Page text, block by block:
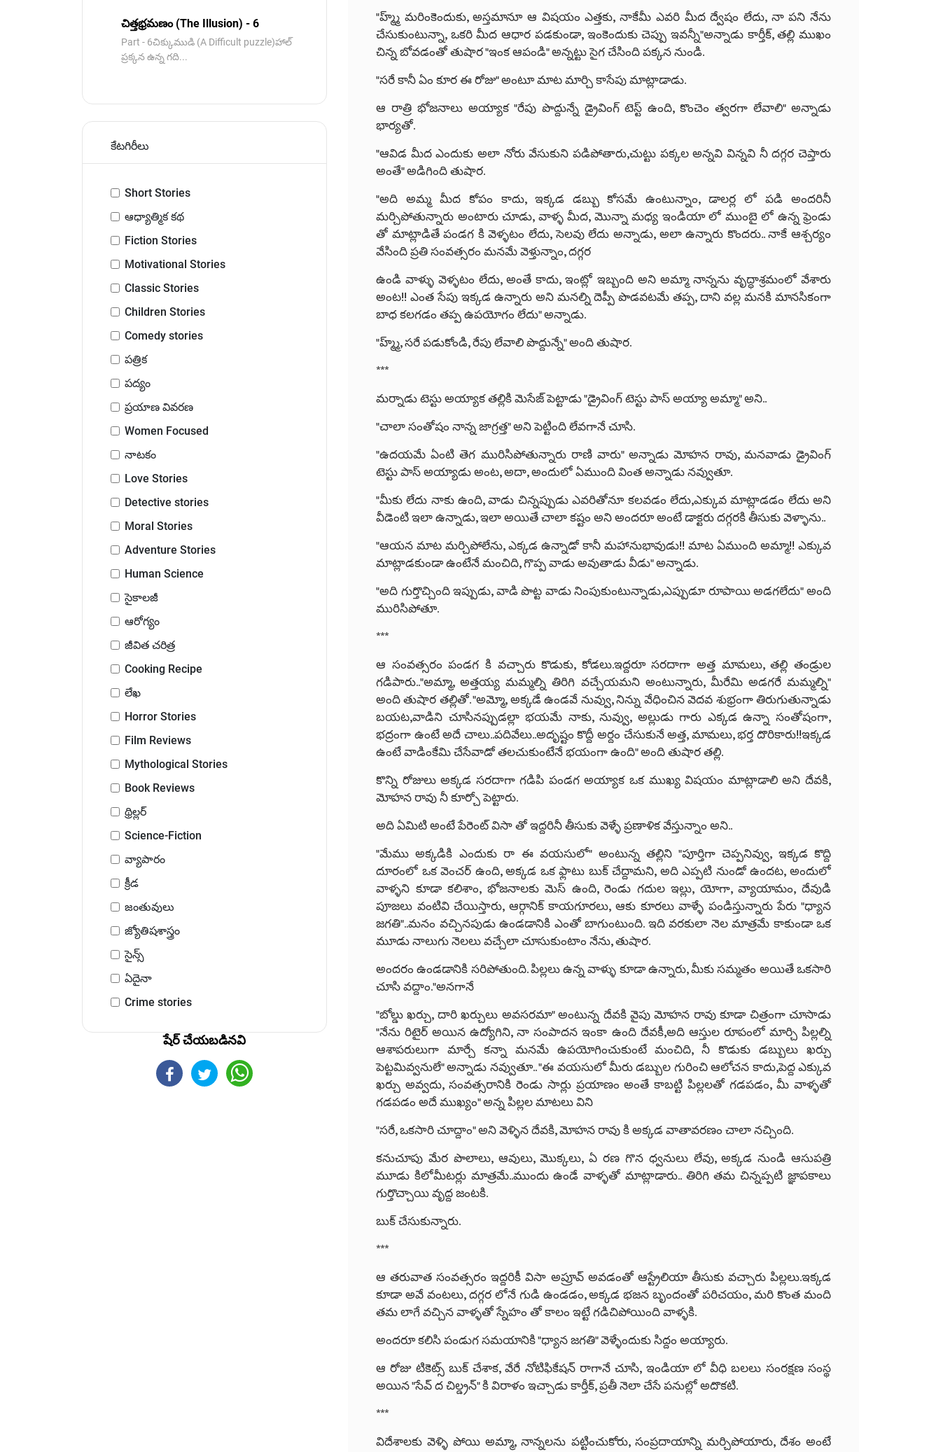
చిత్తభ్రమణం (The Illusion) - 6
Part - 6చిక్కుముడి (A Difficult puzzle)హాల్
ప్రక్కన ఉన్న గది...
కేటగిరీలు
Short Stories
ఆధ్యాత్మిక కథ
Fiction Stories
Motivational Stories
Classic Stories
Children Stories
Comedy stories
పత్రిక
పద్యం
ప్రయాణ వివరణ
Women Focused
నాటకం
Love Stories
Detective stories
Moral Stories
Adventure Stories
Human Science
సైకాలజీ
ఆరోగ్యం
జీవిత చరిత్ర
Cooking Recipe
లేఖ
Horror Stories
Film Reviews
Mythological Stories
Book Reviews
థ్రిల్లర్
Science-Fiction
వ్యాపారం
క్రీడ
జంతువులు
జ్యోతిషశాస్త్రం
సైన్స్
ఏదైనా
Crime stories
షేర్ చేయబడినవి
"హ్మ్మ్ మరింకెందుకు, అస్తమానూ ఆ విషయం ఎత్తకు, నాకేమీ ఎవరి మీద ద్వేషం లేదు, నా పని నేను
చేసుకుంటున్నా, ఒకరి మీద ఆధార పడకుండా, ఇంకెందుకు చెప్పు ఇవన్నీ"అన్నాడు కార్తీక్, తల్లి ముఖం
చిన్న బోవడంతో తుషార "ఇంక ఆపండి" అన్నట్టు సైగ చేసింది పక్కన నుండి.
"సరే కానీ ఏం కూర ఈ రోజు" అంటూ మాట మార్చి కాసేపు మాట్లాడాడు.
ఆ రాత్రి భోజనాలు అయ్యాక "రేపు పొద్దున్నే డ్రైవింగ్ టెస్ట్ ఉంది, కొంచెం త్వరగా లేవాలి" అన్నాడు
భార్యతో.
"ఆవిడ మీద ఎందుకు అలా నోరు వేసుకుని పడిపోతారు,చుట్టు పక్కల అన్నవి విన్నవి నీ దగ్గర చెప్తారు
అంతే" అడిగింది తుషార.
"అది అమ్మ మీద కోపం కాదు, ఇక్కడ డబ్బు కోసమే ఉంటున్నాం, డాలర్ల లో పడి అందరినీ
మర్చిపోతున్నారు అంటారు చూడు, వాళ్ళ మీద, మొన్నా మధ్య ఇండియా లో ముంబై లో ఉన్న ఫ్రెండు
తో మాట్లాడితే పండగ కి వెళ్ళటం లేదు, సెలవు లేదు అన్నాడు, అలా ఉన్నారు కొందరు.. నాకే ఆశ్చర్యం
వేసింది ప్రతి సంవత్సరం మనమే వెళ్తున్నాం, దగ్గర
ఉండి వాళ్ళు వెళ్ళటం లేదు, అంతే కాదు, ఇంట్లో ఇబ్బంది అని అమ్మా నాన్నను వృద్ధాశ్రమంలో వేశారు
అంట!! ఎంత సేపు ఇక్కడ ఉన్నారు అని మనల్ని దెప్పీ పొడవటమే తప్ప, దాని వల్ల మనకి మానసికంగా
బాధ కలగడం తప్ప ఉపయోగం లేదు" అన్నాడు.
"హ్మ్మ్, సరే పడుకోండి, రేపు లేవాలి పొద్దున్నే" అంది తుషార.
***
మర్నాడు టెస్టు అయ్యాక తల్లికి మెసేజ్ పెట్టాడు "డ్రైవింగ్ టెస్టు పాస్ అయ్యా అమ్మా" అని..
"చాలా సంతోషం నాన్న జాగ్రత్త" అని పెట్టింది లేవగానే చూసి.
"ఉదయమే ఏంటి తెగ మురిసిపోతున్నారు రాణి వారు" అన్నాడు మోహన రావు, మనవాడు డ్రైవింగ్
టెస్టు పాస్ అయ్యాడు అంట, అదా, అందులో ఏముంది వింత అన్నాడు నవ్వుతూ.
"మీకు లేదు నాకు ఉంది, వాడు చిన్నప్పుడు ఎవరితోనూ కలవడం లేదు,ఎక్కువ మాట్లాడడం లేదు అని
వీడెంటి ఇలా ఉన్నాడు, ఇలా అయితే చాలా కష్టం అని అందరూ అంటే డాక్టరు దగ్గరకి తీసుకు వెళ్ళాను..
"ఆయన మాట మర్చిపోలేను, ఎక్కడ ఉన్నాడో కానీ మహానుభావుడు!! మాట ఏముంది అమ్మా!! ఎక్కువ
మాట్లాడకుండా ఉంటేనే మంచిది, గొప్ప వాడు అవుతాడు వీడు" అన్నాడు.
"అది గుర్తొచ్చింది ఇప్పుడు, వాడి పొట్ట వాడు నింపుకుంటున్నాడు,ఎప్పుడూ రూపాయి అడగలేదు" అంది
మురిసిపోతూ.
***
ఆ సంవత్సరం పండగ కి వచ్చారు కొడుకు, కోడలు.ఇద్దరూ సరదాగా అత్త మామలు, తల్లి తండ్రుల
గడిపారు.."అమ్మా, అత్తయ్య మమ్మల్ని తిరిగి వచ్చేయమని అంటున్నారు, మీరేమి అడగరే మమ్మల్ని"
అంది తుషార తల్లితో. "అమ్మో, అక్కడే ఉండవే నువ్వు, నిన్ను వేధించిన వెదవ శుభ్రంగా తిరుగుతున్నాడు
బయట,వాడిని చూసినప్పుడల్లా భయమే నాకు, నువ్వు, అల్లుడు గారు ఎక్కడ ఉన్నా సంతోషంగా,
భద్రంగా ఉంటే అదే చాలు..పదివేలు..అదృష్టం కొద్దీ అర్దం చేసుకునే అత్త, మామలు, భర్త దొరికారు!!ఇక్కడ
ఉంటే వాడింకేమి చేసేవాడో తలచుకుంటేనే భయంగా ఉంది" అంది తుషార తల్లి.
కొన్ని రోజులు అక్కడ సరదాగా గడిపి పండగ అయ్యాక ఒక ముఖ్య విషయం మాట్లాడాలి అని దేవకి,
మోహన రావు నీ కూర్చో పెట్టారు.
అది ఏమిటి అంటే పేరెంట్ విసా తో ఇద్దరినీ తీసుకు వెళ్ళే ప్రణాళిక వేస్తున్నాం అని..
"మేము అక్కడికి ఎందుకు రా ఈ వయసులో" అంటున్న తల్లిని "పూర్తిగా చెప్పనివ్వు, ఇక్కడ కొద్ది
దూరంలో ఒక వెంచర్ ఉంది, అక్కడ ఒక ఫ్లాటు బుక్ చేద్దామని, అది ఎప్పటి నుండో ఉందట, అందులో
వాళ్ళని కూడా కలిశాం, భోజనాలకు మెస్ ఉంది, రెండు గదుల ఇల్లు, యోగా, వ్యాయామం, దేవుడి
పూజలు వంటివి చేయిస్తారు, ఆర్గానిక్ కాయగూరలు, ఆకు కూరలు వాళ్ళే పండిస్తున్నారు పేరు "ధ్యాన
జగతి"..మనం వచ్చినపుడు ఉండడానికి ఎంతో బాగుంటుంది. ఇది వరకులా నెల మాత్రమే కాకుండా ఒక
మూడు నాలుగు నెలలు వచ్చేలా చూసుకుంటాం నేను, తుషార.
అందరం ఉండడానికి సరిపోతుంది. పిల్లలు ఉన్న వాళ్ళు కూడా ఉన్నారు, మీకు సమ్మతం అయితే ఒకసారి
చూసి వద్దాం."అనగానే
"బోల్డు ఖర్చు, దారి ఖర్చులు అవసరమా" అంటున్న దేవకి వైపు మోహన రావు కూడా చిత్రంగా చూసాడు
"నేను రిటైర్ అయిన ఉద్యోగిని, నా సంపాదన ఇంకా ఉంది దేవకీ,అది ఆస్తుల రూపంలో మార్చి పిల్లల్ని
ఆశాపరులుగా మార్చే కన్నా మనమే ఉపయోగించుకుంటే మంచిది, నీ కొడుకు డబ్బులు ఖర్చు
పెట్టమివ్వనులే" అన్నాడు నవ్వుతూ.. "ఈ వయసులో మీరు డబ్బుల గురించి ఆలోచన కాదు,పెద్ద ఎక్కువ
ఖర్చు అవ్వదు, సంవత్సరానికి రెండు సార్లు ప్రయాణం అంతే కాబట్టి పిల్లలతో గడపడం, మీ వాళ్ళతో
గడపడం అదే ముఖ్యం" అన్న పిల్లల మాటలు విని
"సరే, ఒకసారి చూద్దాం" అని వెళ్ళిన దేవకి, మోహన రావు కి అక్కడ వాతావరణం చాలా నచ్చింది.
కనుచూపు మేర పొలాలు, ఆవులు, మొక్కలు, ఏ రణ గొన ధ్వనులు లేవు, అక్కడ నుండి ఆసుపత్రి
మూడు కిలోమీటర్లు మాత్రమే..ముందు ఉండే వాళ్ళతో మాట్లాడారు.. తిరిగి తమ చిన్నప్పటి జ్ఞాపకాలు
గుర్తొచ్చాయి వృద్ద జంటకి.
బుక్ చేసుకున్నారు.
***
ఆ తరువాత సంవత్సరం ఇద్దరికీ విసా అప్రూవ్ అవడంతో ఆస్ట్రేలియా తీసుకు వచ్చారు పిల్లలు.ఇక్కడ
కూడా అవే వంటలు, దగ్గర లోనే గుడి ఉండడం, అక్కడ భజన బృందంతో పరిచయం, మరి కొంత మంది
తమ లాగే వచ్చిన వాళ్ళతో స్నేహం తో కాలం ఇట్టే గడిచిపోయింది వాళ్ళకి.
అందరూ కలిసి పండుగ సమయానికి "ధ్యాన జగతి" వెళ్ళేందుకు సిద్దం అయ్యారు.
ఆ రోజు టికెట్స్ బుక్ చేశాక, వేరే నోటిఫికేషన్ రాగానే చూసి, ఇండియా లో వీధి బలలు సంరక్షణ సంస్థ
అయిన "సేవ్ ద చిల్డ్రన్" కి విరాళం ఇచ్చాడు కార్తీక్, ప్రతీ నెలా చేసే పనుల్లో అదొకటి.
***
విదేశాలకు వెళ్ళి పోయి అమ్మా, నాన్నలను పట్టించుకోరు, సంప్రదాయాన్ని మర్చిపోయారు, దేశం అంటే